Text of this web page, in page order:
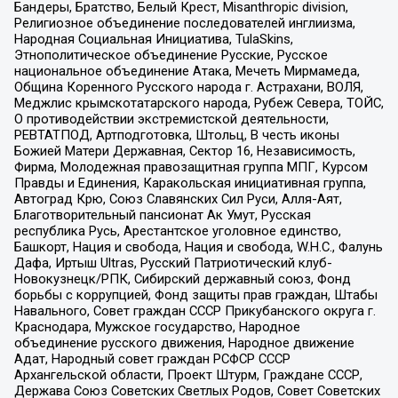
Бандеры, Братство, Белый Крест, Misanthropic division,
Религиозное объединение последователей инглиизма,
Народная Социальная Инициатива, TulaSkins,
Этнополитическое объединение Русские, Русское
национальное объединение Атака, Мечеть Мирмамеда,
Община Коренного Русского народа г. Астрахани, ВОЛЯ,
Меджлис крымскотатарского народа, Рубеж Севера, ТОЙС,
О противодействии экстремистской деятельности,
РЕВТАТПОД, Артподготовка, Штольц, В честь иконы
Божией Матери Державная, Сектор 16, Независимость,
Фирма, Молодежная правозащитная группа МПГ, Курсом
Правды и Единения, Каракольская инициативная группа,
Автоград Крю, Союз Славянских Сил Руси, Алля-Аят,
Благотворительный пансионат Ак Умут, Русская
республика Русь, Арестантское уголовное единство,
Башкорт, Нация и свобода, Нация и свобода, W.H.С., Фалунь
Дафа, Иртыш Ultras, Русский Патриотический клуб-
Новокузнецк/РПК, Сибирский державный союз, Фонд
борьбы с коррупцией, Фонд защиты прав граждан, Штабы
Навального, Совет граждан СССР Прикубанского округа г.
Краснодара, Мужское государство, Народное
объединение русского движения, Народное движение
Адат, Народный совет граждан РСФСР СССР
Архангельской области, Проект Штурм, Граждане СССР,
Держава Союз Советских Светлых Родов, Совет Советских